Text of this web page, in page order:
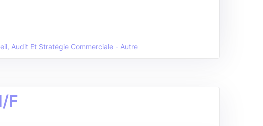
Audit Et Stratégie Commerciale - Autre
F